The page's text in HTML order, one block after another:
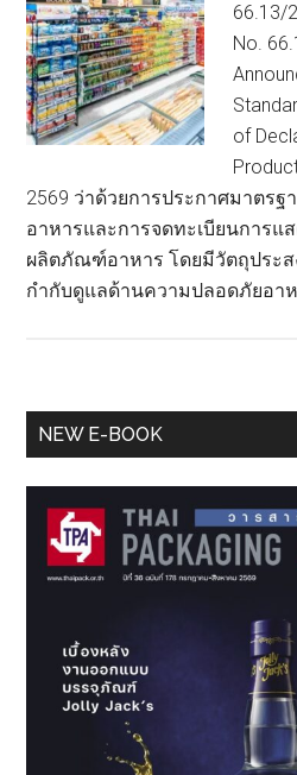
66.13/
No.
of
2569 ว่าด้วยการประกาศมาตร
อาหารและการจดทะเบียนการแ
ผลิตภัณฑ์อาหาร โดยมีวัตถุประส
กำกับดูแลด้านความปลอดภัยอา
Primary
NEW E-BOOK